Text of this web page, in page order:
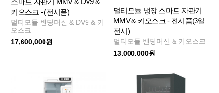
키오스크 - (전시품)
멀티모듈 밴딩머신 & DV9 & 키
오스크
17,600,000원
멀티모듈 냉장 스마트 자판기
MMV & 키오스크 - 전시품(3일
전시)
멀티모듈 밴딩머신 & 키오스크
13,000,000원